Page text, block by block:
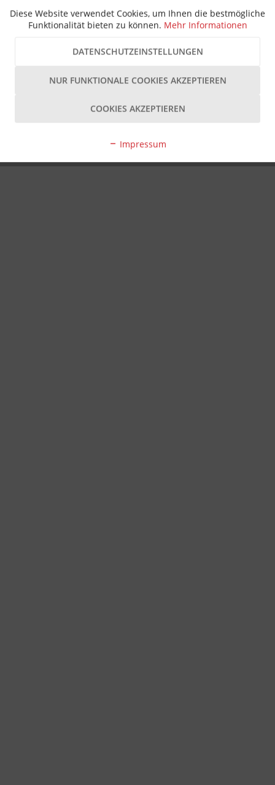
Diese Website verwendet Cookies, um Ihnen die bestmögliche
Funktionalität bieten zu können. Mehr Informationen
DATENSCHUTZEINSTELLUNGEN
NUR FUNKTIONALE COOKIES AKZEPTIEREN
COOKIES AKZEPTIEREN
Impressum